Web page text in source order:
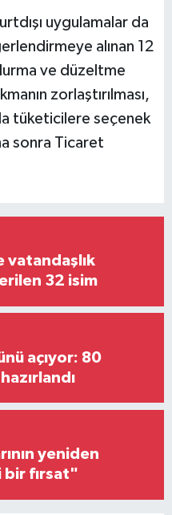
uygulamalar da
alınan 12
ve düzeltme
zorlaştırılması,
tüketicilere seçenek
sonra Ticaret
vatandaşlık
32 isim
açıyor: 80
yeniden
bir fırsat"